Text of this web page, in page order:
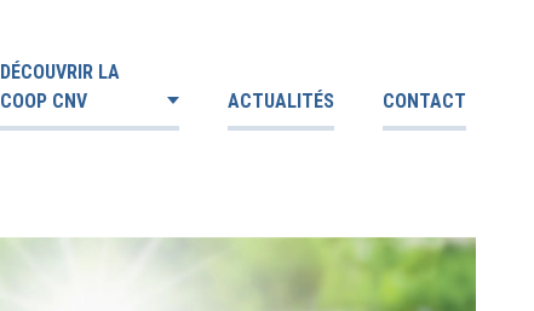
DÉCOUVRIR LA
COOP CNV
ACTUALITÉS CONTACT